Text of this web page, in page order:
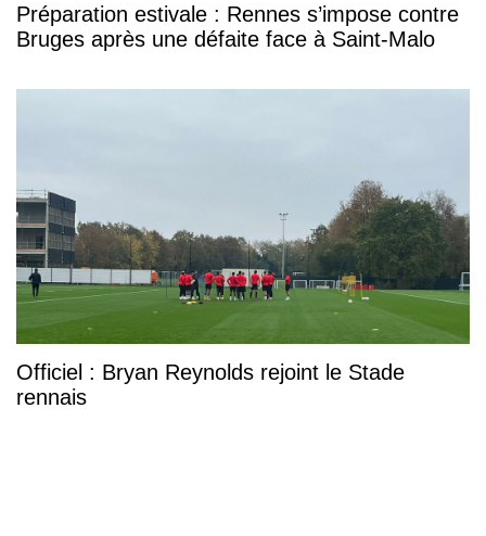
Préparation estivale : Rennes s’impose contre
Bruges après une défaite face à Saint-Malo
Officiel : Bryan Reynolds rejoint le Stade
rennais